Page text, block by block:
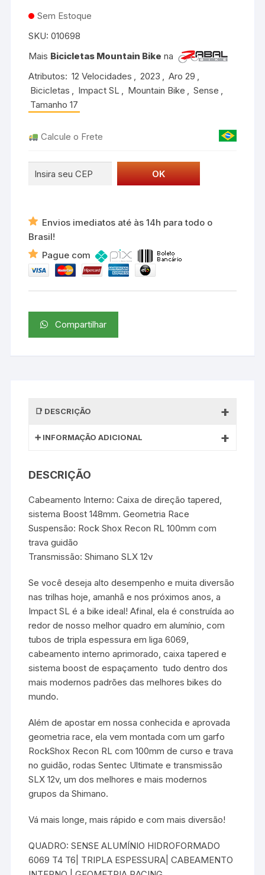
Sem Estoque
SKU:010698
Mais Bicicletas Mountain Bike na
Atributos: 12 Velocidades , 2023 , Aro 29 ,
Bicicletas , Impact SL , Mountain Bike , Sense ,
Tamanho 17
Calcule o Frete
Envios imediatos até às 14h para todo o
Brasil!
Pague com
Compartilhar
DESCRIÇÃO
INFORMAÇÃO ADICIONAL
DESCRIÇÃO
Cabeamento Interno: Caixa de direção tapered,
sistema Boost 148mm. Geometria Race
Suspensão: Rock Shox Recon RL 100mm com
trava guidão
Transmissão: Shimano SLX 12v
Se você deseja alto desempenho e muita diversão
nas trilhas hoje, amanhã e nos próximos anos, a
Impact SL é a bike ideal! Afinal, ela é construída ao
redor de nosso melhor quadro em alumínio, com
tubos de tripla espessura em liga 6069,
cabeamento interno aprimorado, caixa tapered e
sistema boost de espaçamento  tudo dentro dos
mais modernos padrões das melhores bikes do
mundo.
Além de apostar em nossa conhecida e aprovada
geometria race, ela vem montada com um garfo
RockShox Recon RL com 100mm de curso e trava
no guidão, rodas Sentec Ultimate e transmissão
SLX 12v, um dos melhores e mais modernos
grupos da Shimano.
Vá mais longe, mais rápido e com mais diversão!
QUADRO: SENSE ALUMÍNIO HIDROFORMADO
6069 T4 T6| TRIPLA ESPESSURA| CABEAMENTO